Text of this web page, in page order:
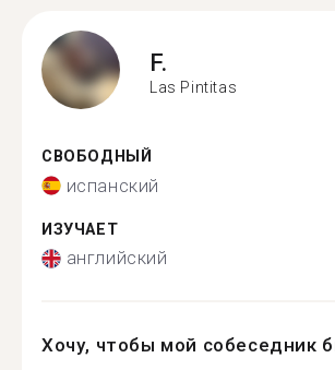
F.
Las Pintitas
СВОБОДНЫЙ
испанский
ИЗУЧАЕТ
английский
Хочу, чтобы мой собеседник